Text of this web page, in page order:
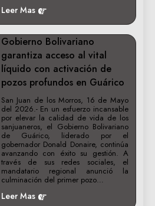
Leer Mas
Gobierno Bolivariano
garantiza acceso al vital
líquido con activación de
pozos profundos en Guárico
‎San Juan de los Morros, 16 de Mayo
del 2026.- En un esfuerzo incansable
por elevar la calidad de vida de los
sanjuaneros, el Gobierno Bolivariano
de Guárico, liderado por el
gobernador Donald Donaire, continúa
avanzando con éxito su gestión. A
través de sus redes sociales, el
mandatario regional anunció la
culminación del primer pozo…
Leer Mas